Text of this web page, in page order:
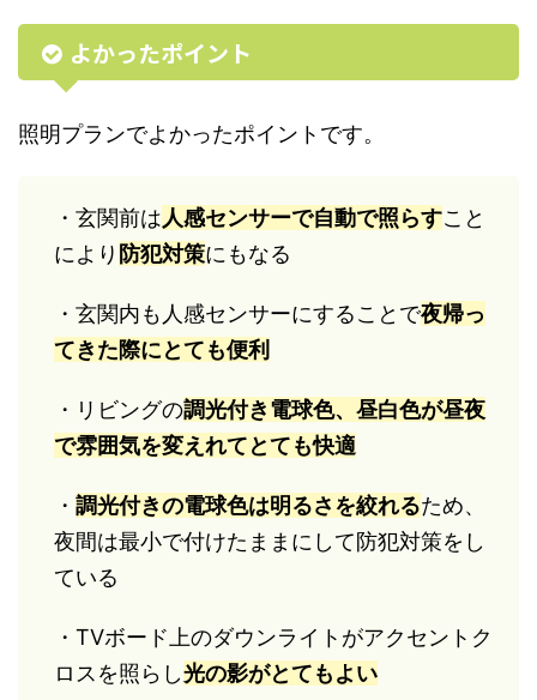
よかったポイント
照明プランでよかったポイントです。
・玄関前は人感センサーで自動で照らすこと
により 防犯対策にもなる
・玄関内も人感センサーにすることで夜帰っ
てきた際にとても便利
・リビングの調光付き電球色、昼白色が昼夜
で雰囲気を変えれてとても快適
・ 調光付きの電球色は明るさを絞れるため、
夜間は最小で付けたままにして防犯対策をし
ている
・TVボード上のダウンライトがアクセントク
ロスを照らし光の影がとてもよい